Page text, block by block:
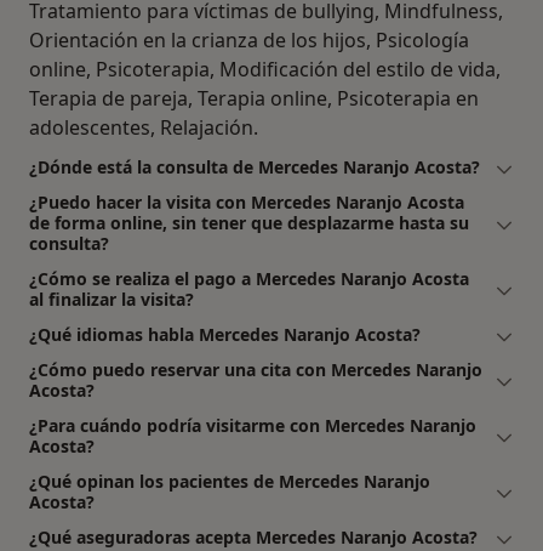
Tratamiento para víctimas de bullying, Mindfulness,
Orientación en la crianza de los hijos, Psicología
online, Psicoterapia, Modificación del estilo de vida,
Terapia de pareja, Terapia online, Psicoterapia en
adolescentes, Relajación.
¿Dónde está la consulta de Mercedes Naranjo Acosta?
¿Puedo hacer la visita con Mercedes Naranjo Acosta
de forma online, sin tener que desplazarme hasta su
consulta?
¿Cómo se realiza el pago a Mercedes Naranjo Acosta
al finalizar la visita?
¿Qué idiomas habla Mercedes Naranjo Acosta?
¿Cómo puedo reservar una cita con Mercedes Naranjo
Acosta?
¿Para cuándo podría visitarme con Mercedes Naranjo
Acosta?
¿Qué opinan los pacientes de Mercedes Naranjo
Acosta?
¿Qué aseguradoras acepta Mercedes Naranjo Acosta?